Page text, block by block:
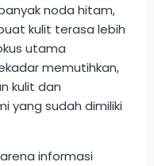
noda hitam,
kulit terasa lebih
utama
memutihkan,
kulit dan
yang sudah dimiliki
informasi